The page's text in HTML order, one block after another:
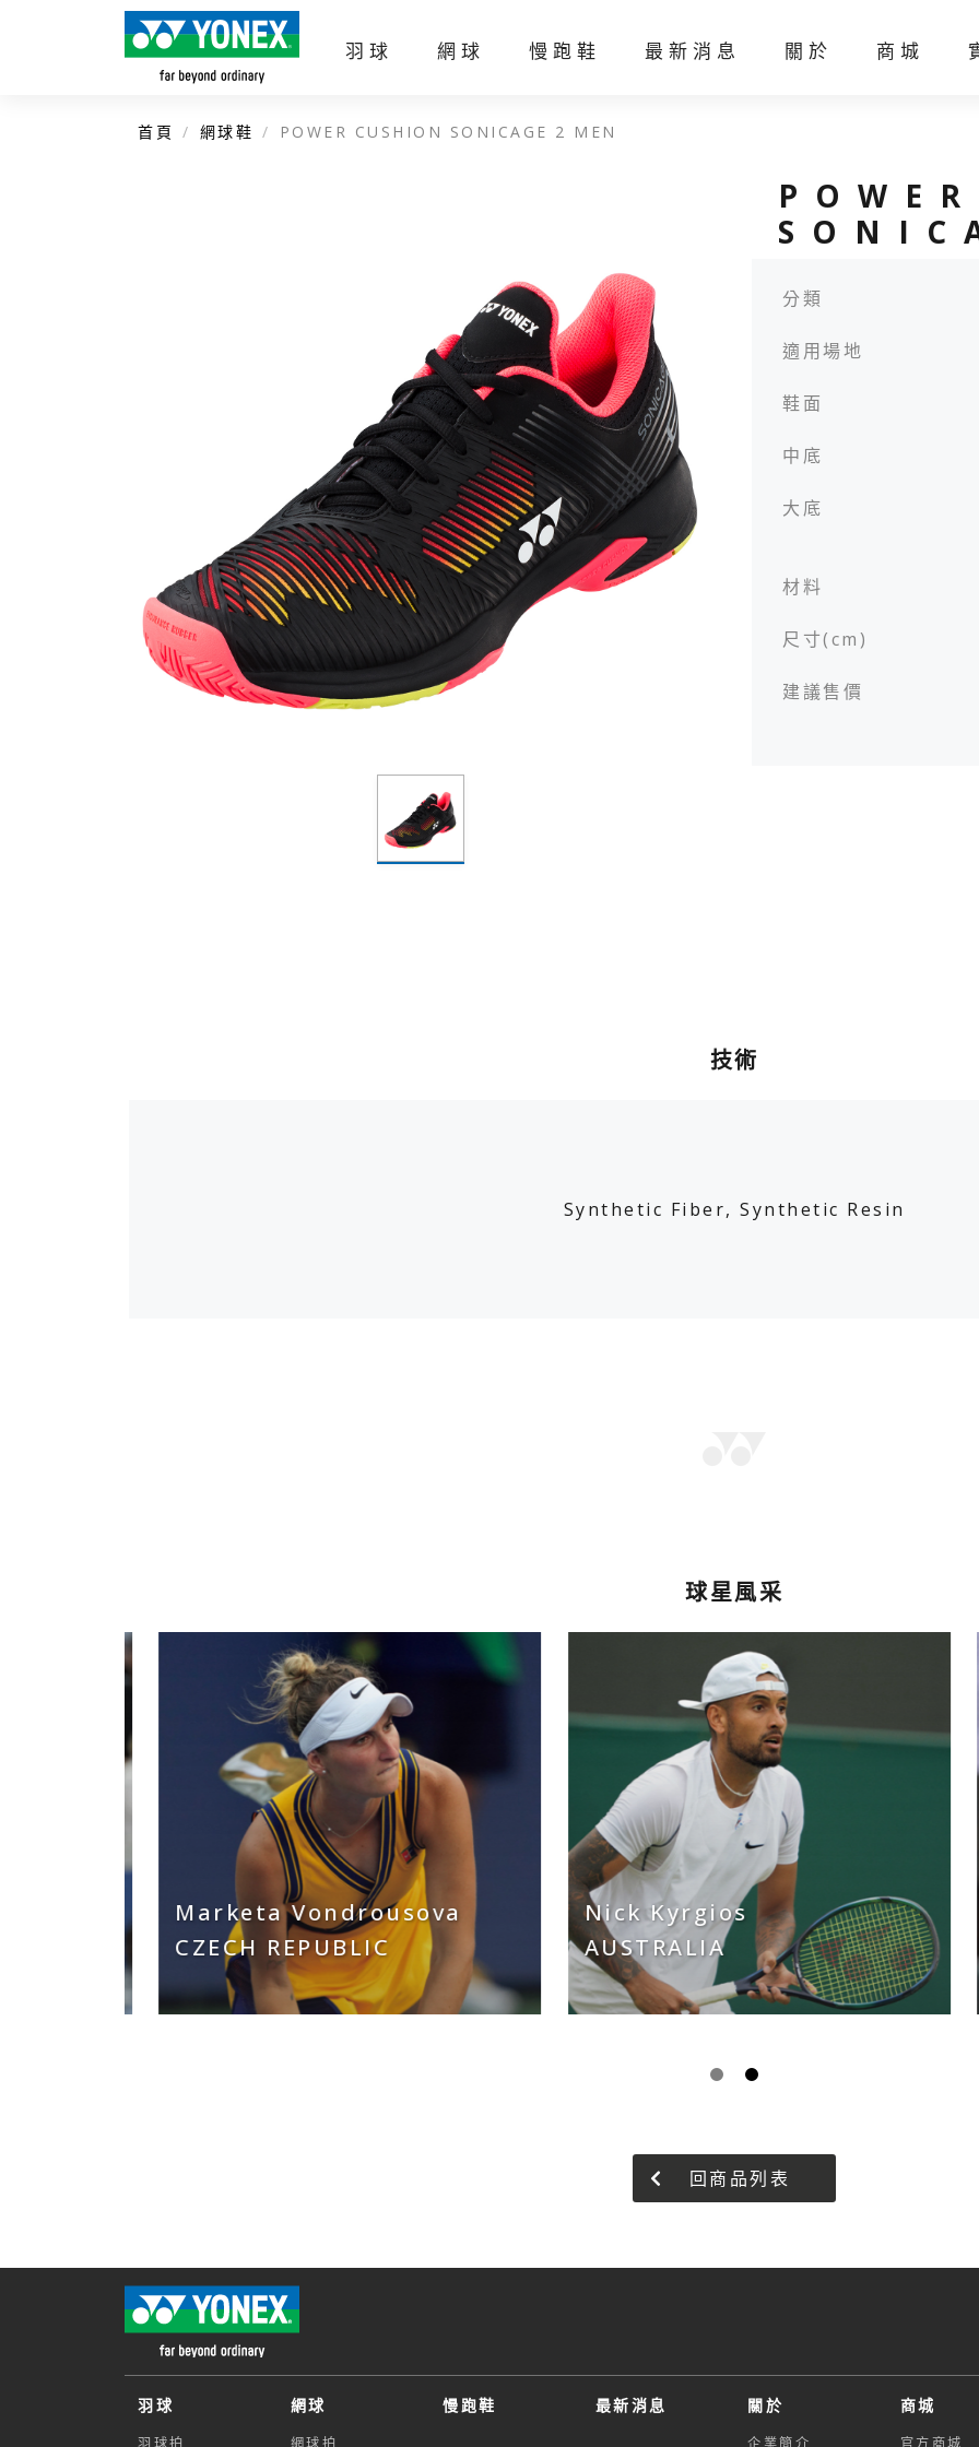
羽球
羽球線
包袋 服飾
網球
網球線
包袋 服飾
慢跑鞋 最新消息 關於 商城
首頁 網球鞋 POWER CUSHION SONICAGE 2 MEN
分類
適用場地
鞋面
中底
大底
材料
尺寸(cm)
建議售價
技術
Synthetic Fiber, Synthetic Resin
球星風采
Marketa Vondrousova
CZECH REPUBLIC
Nick Kyrgios
AUSTRALIA
回商品列表
羽球
羽球拍
網球
網球拍
慢跑鞋 最新消息 關於
企業簡介
商城
官方商城